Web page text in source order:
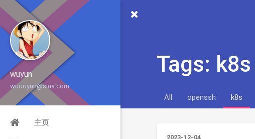
wuyun
wuooyun@sina.com
主页
Tags: k8s
All openssh k8s
2023-12-04